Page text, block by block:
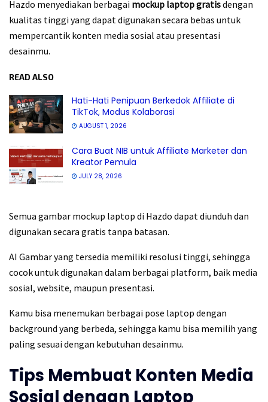
Hazdo menyediakan berbagai mockup laptop gratisdengan
kualitas tinggi yang dapat digunakan secara bebas untuk
mempercantik konten media sosial atau presentasi
desainmu.
READ ALSO
Hati-Hati Penipuan Berkedok Affiliate di
TikTok, Modus Kolaborasi
AUGUST 1, 2026
Cara Buat NIB untuk Affiliate Marketer dan
Kreator Pemula
JULY 28, 2026
Semua gambar mockup laptop di Hazdo dapat diunduh dan
digunakan secara gratis tanpa batasan.
AI Gambar yang tersedia memiliki resolusi tinggi, sehingga
cocok untuk digunakan dalam berbagai platform, baik media
sosial, website, maupun presentasi.
Kamu bisa menemukan berbagai pose laptop dengan
background yang berbeda, sehingga kamu bisa memilih yang
paling sesuai dengan kebutuhan desainmu.
Tips Membuat Konten Media
Sosial dengan Laptop